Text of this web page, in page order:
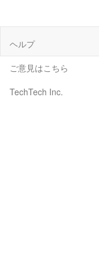
ヘルプ
ご意見はこちら
TechTech Inc.